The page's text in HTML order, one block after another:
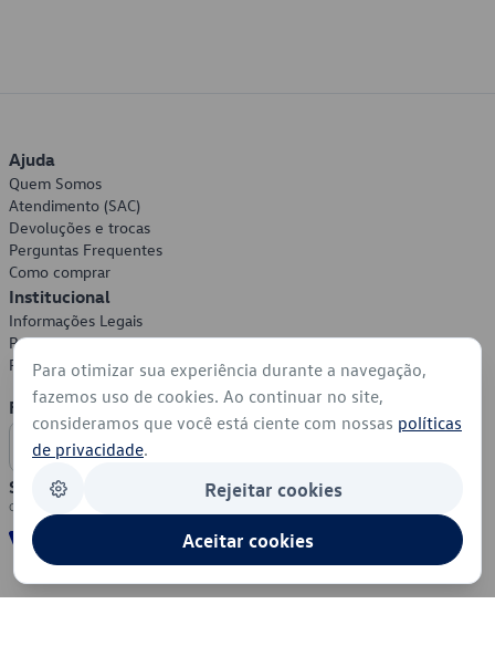
Ajuda
Quem Somos
Atendimento (SAC)
Devoluções e trocas
Perguntas Frequentes
Como comprar
Institucional
Informações Legais
Política de Privacidade
Política de Cookies
Formas de Pagamento
Segurança
Para otimizar sua experiência durante a navegação,
fazemos uso de cookies. Ao continuar no site,
consideramos que você está ciente com nossas políticas
de privacidade.
Rejeitar cookies
Aceitar cookies